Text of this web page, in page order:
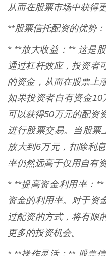
从而在股票市场中获得
**股票信托配资的优势
* **放大收益：** 这是
通过杠杆效应，投资者
的资金，从而在股票上
如果投资者自有资金10
可以获得50万元的配资
进行股票交易。当股票
放大到6万元，扣除利
率仍然远高于仅用自有
* **提高资金利用率：
资金的利用率。对于资
过配资的方式，将有限
更多的投资机会。